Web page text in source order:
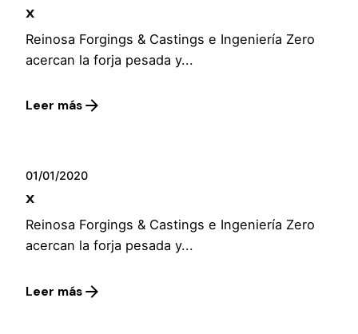
x
Reinosa Forgings & Castings e Ingeniería Zero
acercan la forja pesada y...
Leer más
01/01/2020
x
Reinosa Forgings & Castings e Ingeniería Zero
acercan la forja pesada y...
Leer más